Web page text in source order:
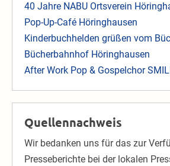
40 Jahre NABU Ortsverein
Pop-Up-Café Höringhausen
Kinderbuchhelden grüßen vom
Bücherbahnhof Höringhausen
After Work Pop & Gospelchor
Quellennachweis
Wir bedanken uns für das zur
Presseberichte bei der lokalen